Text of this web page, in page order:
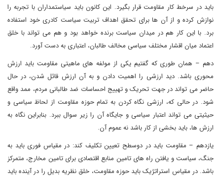
باید در سرخط کار مقاومت قرار بگیرد. این کانون باید سیاستمداران با تجربه را
نوازش کرده و از آن ها برای تحقق اهداف تربیت سیاست کادری خود استفاده
برد. با این کار هم در میدان سیاست برنده خواهد بود و هم می تواند با خلق
اعتماد میان اقشار مختلف سیاسی مخالف طالبان، اعتباری به دست آورد.
دهم – همان طوری که گفتیم یکی از مولفه های ماهیتی مقاومت باید ارزش
محوری باشد. دید ارزشی را اهمیت دادن و به آن ارزش قائل شدن، در حال
حاضر می تواند در جهت تحریک و تهییج احساسات ضد طالبانی مردم، ممد واقع
شود. در حالی که، ارزشی نگاه کردن به تمام حوزه مقاومت از لحاظ سیاسی و
حیثیتی می تواند اعتبار سیاسی و جایگاه آن را زیر سوال ببرد. بنابراین نگاه به
ارزش ها، باید بخشی از کار باشد نه عموم آن.
یازدهم – مقاومت باید در دوسطح تعیین تکلیف کند: در مقیاس فوری باید به
جنگ، سیاست و یافتن راه های تامین منابع اقتصادی برای تامین مخارج، متمرکز
باشد. در مقیاس استراتژیک باید حوزه مقاومت، خلق نظریه بدیل را در آینده باید